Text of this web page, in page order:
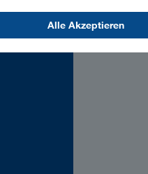
Alle Akzeptieren